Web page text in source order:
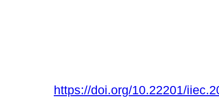
https://doi.org/10.22201/